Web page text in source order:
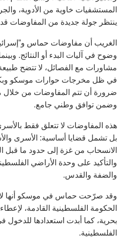
المستشفيات خاوية من الأدوية،
ينتظر جولة جديدة من المفاوضات قد
الغريب أن مفاوضات حماس
وضوح في آليات البدء أو النتائج.
مشاورات مع الفصائل، لا تتضح
في ظل مخرجات حوارات موسكو
ضرورة أن تتم المفاوضات من خلال
وضمن توافق وطني جامع.
هذه المفاوضات لا تتعلق فقط
بل تشمل قضايا أساسية: الأسرى
والتأكيد على وحدة الأراضي
والضفة والقدس.
وقد صرّحت حماس في موسكو أنها
الحكومة الفلسطينية القادمة،
بحرية، كما أبدت استعدادها للدخول
الفلسطينية.